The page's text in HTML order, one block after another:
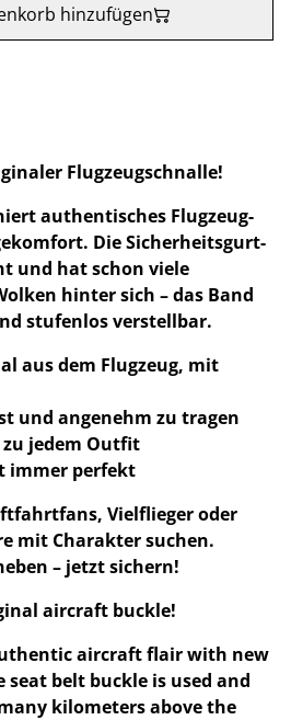
hinzufügen
Flugzeugschnalle!
authentisches Flugzeug-
Die Sicherheitsgurt-
und hat schon viele
hinter sich – das Band
stufenlos verstellbar.
aus dem Flugzeug, mit
und angenehm zu tragen
zu jedem Outfit
immer perfekt
Vielflieger oder
mit Charakter suchen.
– jetzt sichern!
aircraft buckle!
aircraft flair with new
belt buckle is used and
kilometers above the